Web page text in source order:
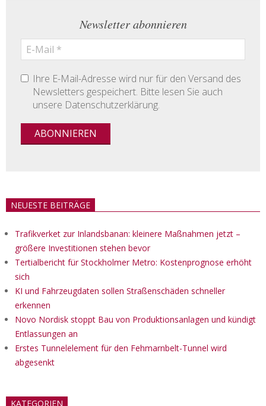
Newsletter abonnieren
Ihre E-Mail-Adresse wird nur für den Versand des
Newsletters gespeichert. Bitte lesen Sie auch
unsere Datenschutzerklärung.
NEUESTE BEITRÄGE
Trafikverket zur Inlandsbanan: kleinere Maßnahmen jetzt –
größere Investitionen stehen bevor
Tertialbericht für Stockholmer Metro: Kostenprognose erhöht
sich
KI und Fahrzeugdaten sollen Straßenschäden schneller
erkennen
Novo Nordisk stoppt Bau von Produktionsanlagen und kündigt
Entlassungen an
Erstes Tunnelelement für den Fehmarnbelt-Tunnel wird
abgesenkt
KATEGORIEN